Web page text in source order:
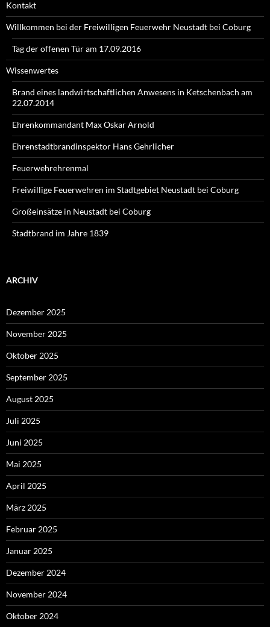
Kontakt
Willkommen bei der Freiwilligen Feuerwehr Neustadt bei Coburg
Tag der offenen Tür am 17.09.2016
Wissenwertes
Brand eines landwirtschaftlichen Anwesens in Ketschenbach am
22.07.2014
Ehrenkommandant Max Oskar Arnold
Ehrenstadtbrandinspektor Hans Gehrlicher
Feuerwehrehrenmal
Freiwillige Feuerwehren im Stadtgebiet Neustadt bei Coburg
Großeinsätze in Neustadt bei Coburg
Stadtbrand im Jahre 1839
ARCHIV
Dezember 2025
November 2025
Oktober 2025
September 2025
August 2025
Juli 2025
Juni 2025
Mai 2025
April 2025
März 2025
Februar 2025
Januar 2025
Dezember 2024
November 2024
Oktober 2024